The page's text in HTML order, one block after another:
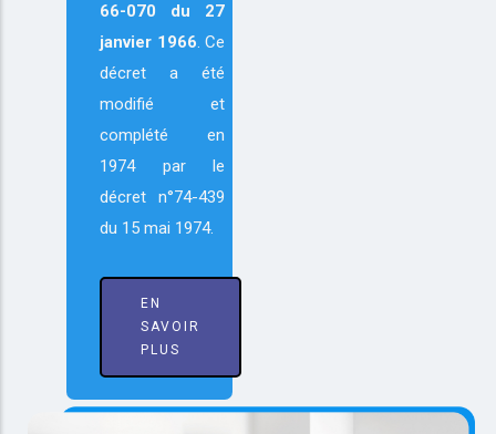
66-070 du 27
janvier 1966. Ce
décret a été
modifié et
complété en
1974 par le
décret n°74-439
du 15 mai 1974.
EN
SAVOIR
PLUS